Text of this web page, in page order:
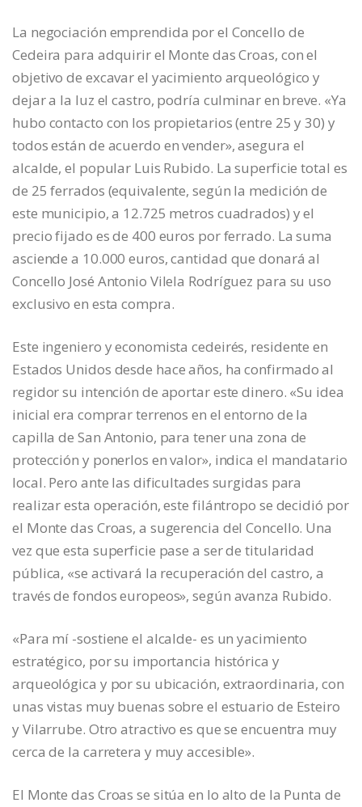
La negociación emprendida por el Concello de
Cedeira para adquirir el Monte das Croas, con el
objetivo de excavar el yacimiento arqueológico y
dejar a la luz el castro, podría culminar en breve. «Ya
hubo contacto con los propietarios (entre 25 y 30) y
todos están de acuerdo en vender», asegura el
alcalde, el popular Luis Rubido. La superficie total es
de 25 ferrados (equivalente, según la medición de
este municipio, a 12.725 metros cuadrados) y el
precio fijado es de 400 euros por ferrado. La suma
asciende a 10.000 euros, cantidad que donará al
Concello José Antonio Vilela Rodríguez para su uso
exclusivo en esta compra.
Este ingeniero y economista cedeirés, residente en
Estados Unidos desde hace años, ha confirmado al
regidor su intención de aportar este dinero. «Su idea
inicial era comprar terrenos en el entorno de la
capilla de San Antonio, para tener una zona de
protección y ponerlos en valor», indica el mandatario
local. Pero ante las dificultades surgidas para
realizar esta operación, este filántropo se decidió por
el Monte das Croas, a sugerencia del Concello. Una
vez que esta superficie pase a ser de titularidad
pública, «se activará la recuperación del castro, a
través de fondos europeos», según avanza Rubido.
«Para mí -sostiene el alcalde- es un yacimiento
estratégico, por su importancia histórica y
arqueológica y por su ubicación, extraordinaria, con
unas vistas muy buenas sobre el estuario de Esteiro
y Vilarrube. Otro atractivo es que se encuentra muy
cerca de la carretera y muy accesible».
El Monte das Croas se sitúa en lo alto de la Punta de